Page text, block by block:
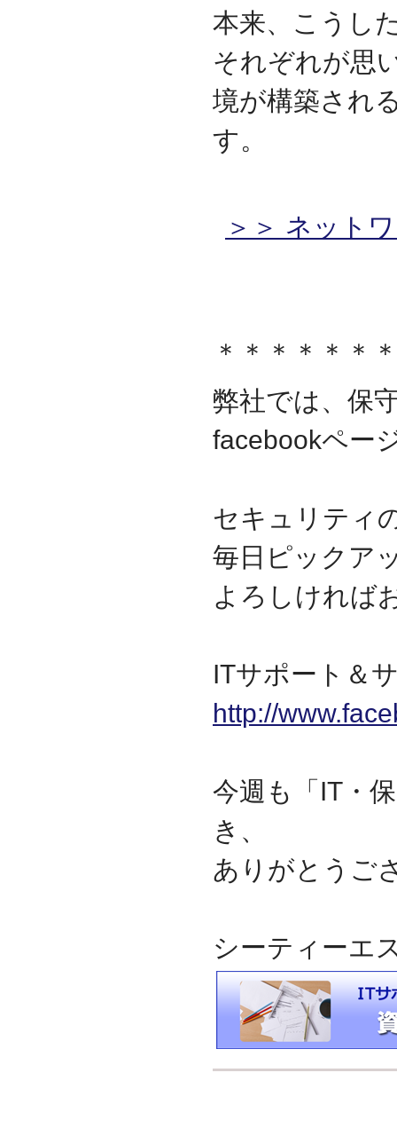
本来、こうし
それぞれが思
境が構築され
す。
＞＞ ネット
＊＊＊＊＊＊
弊社では、保
facebookペー
セキュリティ
毎日ピックア
よろしければ
ITサポート＆
http://
今週も「IT・
き、
ありがとうご
シーティーエ